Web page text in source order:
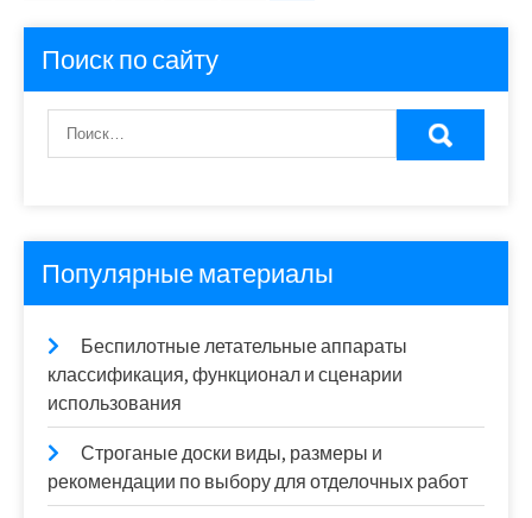
записей
Поиск по сайту
Популярные материалы
Беспилотные летательные аппараты
классификация, функционал и сценарии
использования
Строганые доски виды, размеры и
рекомендации по выбору для отделочных работ